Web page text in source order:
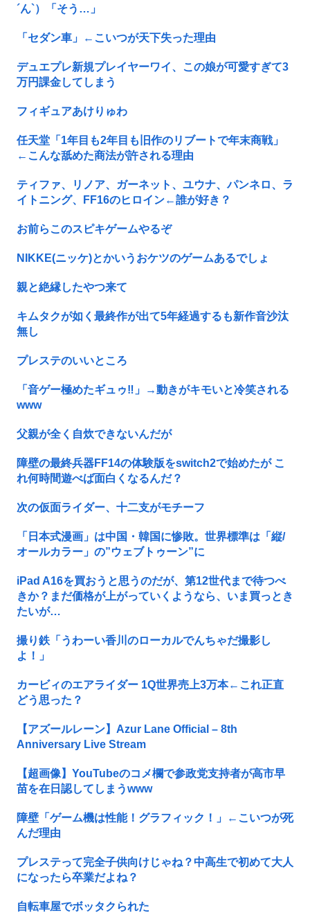
´ん`）「そう…」
「セダン車」←こいつが天下失った理由
デュエプレ新規プレイヤーワイ、この娘が可愛すぎて3
万円課金してしまう
フィギュアあけりゅわ
任天堂「1年目も2年目も旧作のリブートで年末商戦」
←こんな舐めた商法が許される理由
ティファ、リノア、ガーネット、ユウナ、パンネロ、ラ
イトニング、FF16のヒロイン←誰が好き？
お前らこのスピキゲームやるぞ
NIKKE(ニッケ)とかいうおケツのゲームあるでしょ
親と絶縁したやつ来て
キムタクが如く最終作が出て5年経過するも新作音沙汰
無し
プレステのいいところ
「音ゲー極めたギュゥ‼️」→動きがキモいと冷笑される
www
父親が全く自炊できないんだが
障壁の最終兵器FF14の体験版をswitch2で始めたが こ
れ何時間遊べば面白くなるんだ？
次の仮面ライダー、十二支がモチーフ
「日本式漫画」は中国・韓国に惨敗。世界標準は「縦/
オールカラー」の”ウェブトゥーン”に
iPad A16を買おうと思うのだが、第12世代まで待つべ
きか？まだ価格が上がっていくようなら、いま買っとき
たいが…
撮り鉄「うわーい香川のローカルでんちゃだ撮影し
よ！」
カービィのエアライダー 1Q世界売上3万本←これ正直
どう思った？
【アズールレーン】Azur Lane Official – 8th
Anniversary Live Stream
【超画像】YouTubeのコメ欄で参政党支持者が高市早
苗を在日認してしまうwww
障壁「ゲーム機は性能！グラフィック！」←こいつが死
んだ理由
プレステって完全子供向けじゃね？中高生で初めて大人
になったら卒業だよね？
自転車屋でボッタクられた